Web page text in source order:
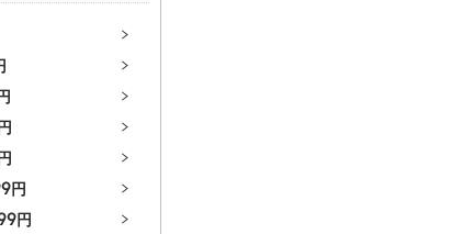
円
円
円
円
円